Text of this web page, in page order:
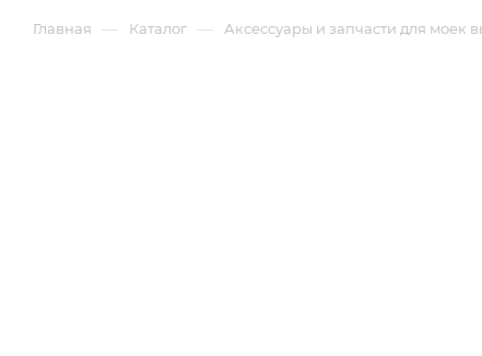
Главная — Каталог — Аксессуары и запчасти для моек